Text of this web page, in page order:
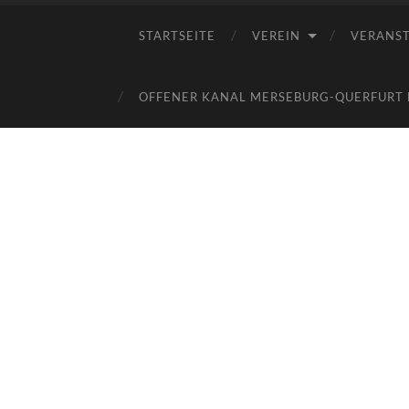
STARTSEITE VEREIN
OFFENER KANAL MERSEBURG-QUERFURT